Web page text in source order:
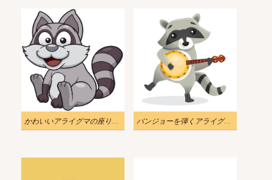
かわいいアライグマの座りイラスト バンジョーを弾くアライグマのイラスト